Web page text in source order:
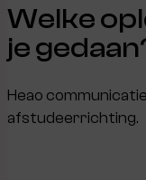
Welke
je
Heao
afstudeerrichting.